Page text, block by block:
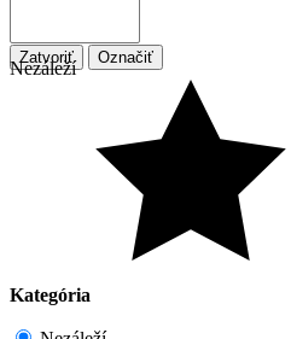
Zatvoriť Označiť
Nezáleží
Kategória